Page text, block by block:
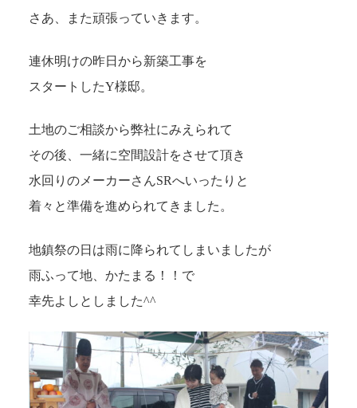
さあ、また頑張っていきます。
連休明けの昨日から新築工事を
スタートしたY様邸。
土地のご相談から弊社にみえられて
その後、一緒に空間設計をさせて頂き
水回りのメーカーさんSRへいったりと
着々と準備を進められてきました。
地鎮祭の日は雨に降られてしまいましたが
雨ふって地、かたまる！！で
幸先よしとしました^^